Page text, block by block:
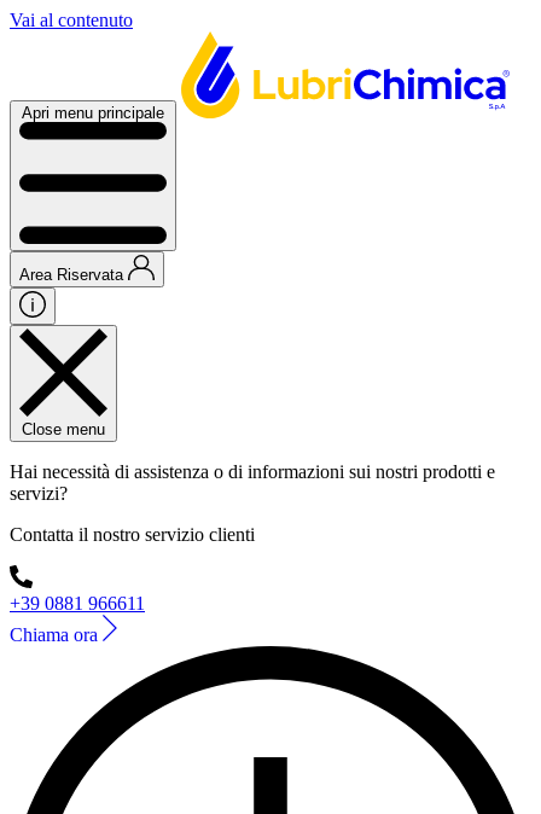
Vai al contenuto
Apri menu principale
Area Riservata
Close menu
Hai necessità di assistenza o di informazioni sui nostri prodotti e
servizi?
Contatta il nostro servizio clienti
+39 0881 966611
Chiama ora